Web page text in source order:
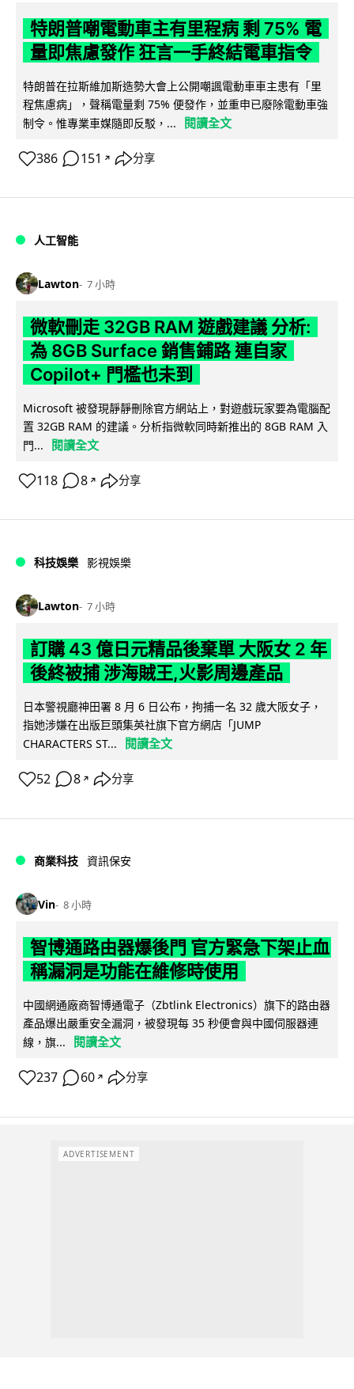
特朗普嘲電動車主有里程病 剩 75% 電
量即焦慮發作 狂言一手終結電車指令
特朗普在拉斯維加斯造勢大會上公開嘲諷電動車車主患有「里
程焦慮病」，聲稱電量剩 75% 便發作，並重申已廢除電動車強
制令。惟專業車媒隨即反駁，...
閱讀全文
386 151 ↗ 分享
人工智能
Lawton 7 小時
微軟刪走 32GB RAM 遊戲建議 分析:
為 8GB Surface 銷售鋪路 連自家
Copilot+ 門檻也未到
Microsoft 被發現靜靜刪除官方網站上，對遊戲玩家要為電腦配
置 32GB RAM 的建議。分析指微軟同時新推出的 8GB RAM 入
門...
閱讀全文
118 8 ↗ 分享
科技娛樂 影視娛樂
Lawton 7 小時
訂購 43 億日元精品後棄單 大阪女 2 年
後終被捕 涉海賊王,火影周邊產品
日本警視廳神田署 8 月 6 日公布，拘捕一名 32 歲大阪女子，
指她涉嫌在出版巨頭集英社旗下官方網店「JUMP
CHARACTERS ST...
閱讀全文
52 8 ↗ 分享
商業科技 資訊保安
Vin 8 小時
智博通路由器爆後門 官方緊急下架止血
稱漏洞是功能在維修時使用
中國網通廠商智博通電子（Zbtlink Electronics）旗下的路由器
產品爆出嚴重安全漏洞，被發現每 35 秒便會與中國伺服器連
線，旗...
閱讀全文
237 60 ↗ 分享
ADVERTISEMENT